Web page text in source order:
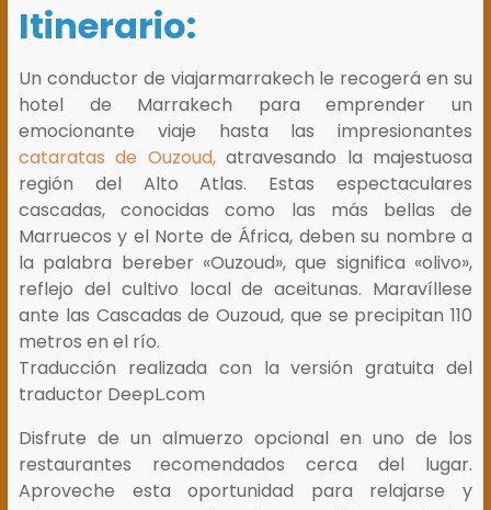
Itinerario:
Un conductor de viajarmarrakech le recogerá en su
hotel de Marrakech para emprender un
emocionante viaje hasta las impresionantes
cataratas de Ouzoud,atravesando la majestuosa
región del Alto Atlas. Estas espectaculares
cascadas, conocidas como las más bellas de
Marruecos y el Norte de África, deben su nombre a
la palabra bereber «Ouzoud», que significa «olivo»,
reflejo del cultivo local de aceitunas. Maravíllese
ante las Cascadas de Ouzoud, que se precipitan 110
metros en el río.
Traducción realizada con la versión gratuita del
traductor DeepL.com
Disfrute de un almuerzo opcional en uno de los
restaurantes recomendados cerca del lugar.
Aproveche esta oportunidad para relajarse y